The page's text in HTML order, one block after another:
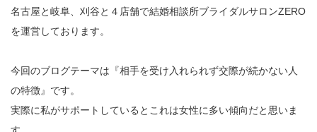
名古屋と岐阜、刈谷と４店舗で結婚相談所ブライダルサロンZERO
を運営しております。
今回のブログテーマは『相手を受け入れられず交際が続かない人
の特徴』です。
実際に私がサポートしているとこれは女性に多い傾向だと思いま